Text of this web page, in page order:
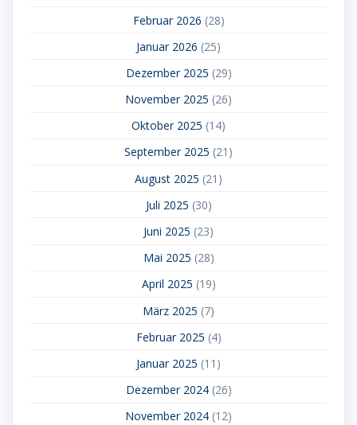
Februar 2026 (28)
Januar 2026 (25)
Dezember 2025 (29)
November 2025 (26)
Oktober 2025 (14)
September 2025 (21)
August 2025 (21)
Juli 2025 (30)
Juni 2025 (23)
Mai 2025 (28)
April 2025 (19)
März 2025 (7)
Februar 2025 (4)
Januar 2025 (11)
Dezember 2024(26)
November 2024 (12)